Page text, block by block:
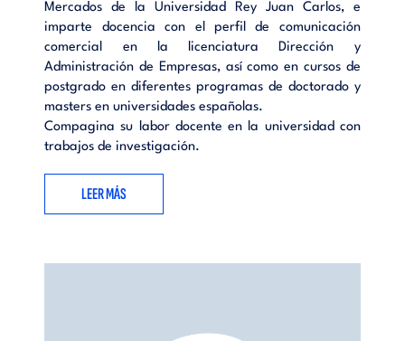
Mercados de la Universidad Rey Juan Carlos, e
imparte docencia con el perfil de comunicación
comercial en la licenciatura Dirección y
Administración de Empresas, así como en cursos de
postgrado en diferentes programas de doctorado y
masters en universidades españolas.
Compagina su labor docente en la universidad con
trabajos de investigación.
LEER MÁS